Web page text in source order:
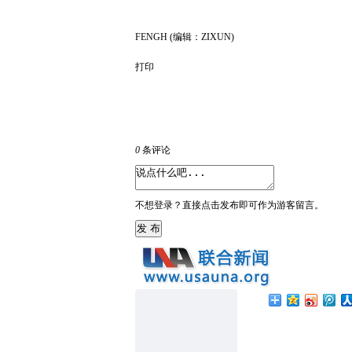
FENGH (编辑：ZIXUN)
打印
0 条评论
不想登录？直接点击发布即可作为游客留言。
发 布